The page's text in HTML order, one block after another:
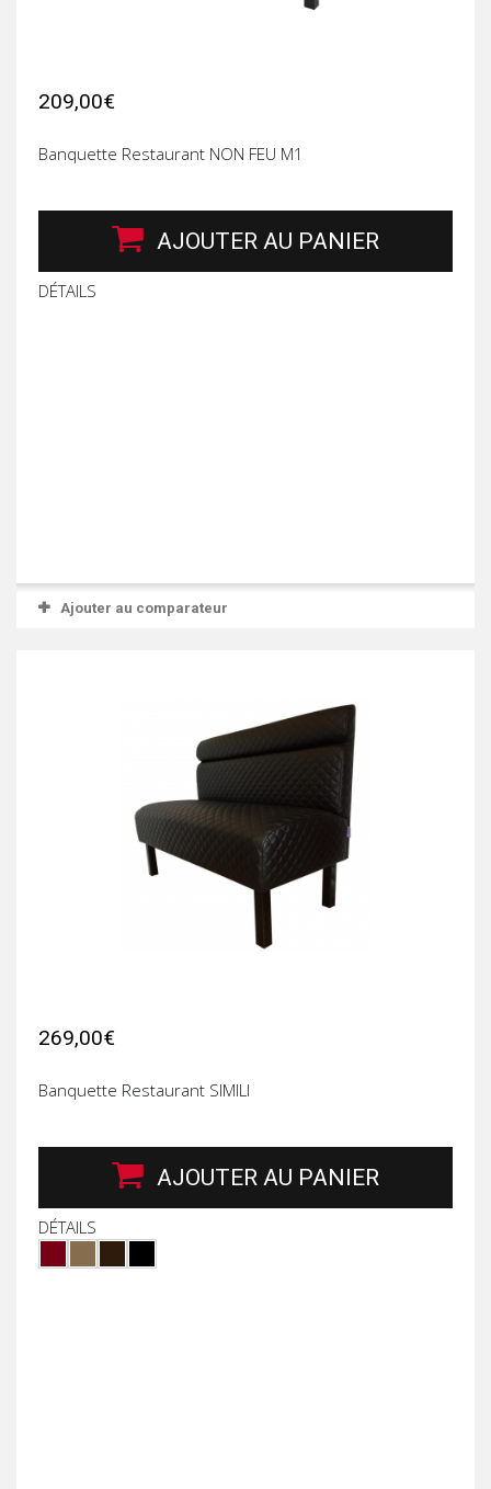
209,00€
Banquette Restaurant NON FEU M1
AJOUTER AU PANIER
DÉTAILS
Ajouter au comparateur
269,00€
Banquette Restaurant SIMILI
AJOUTER AU PANIER
DÉTAILS